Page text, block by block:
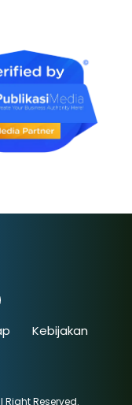
Kebijakan
Right Reserved.